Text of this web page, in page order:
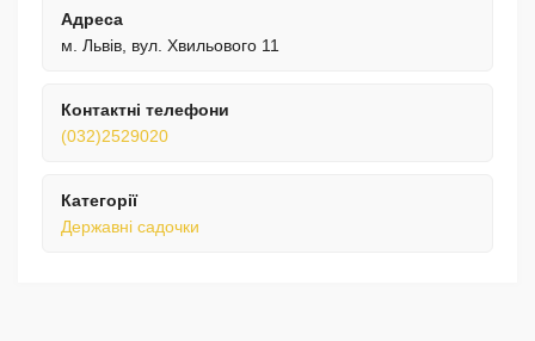
Адреса
м. Львів, вул. Хвильового 11
Контактні телефони
(032)2529020
Категорії
Державні садочки